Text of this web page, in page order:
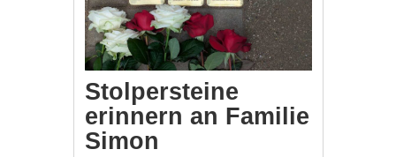
Stolpersteine
erinnern an Familie
Simon